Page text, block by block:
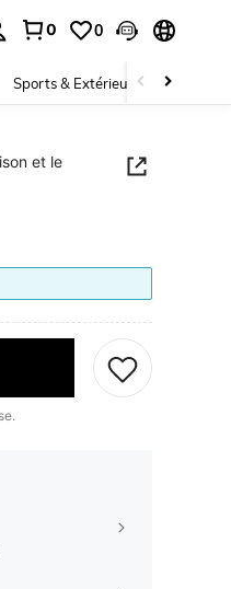
0 0
Sports & Extérieur Enfants
et le